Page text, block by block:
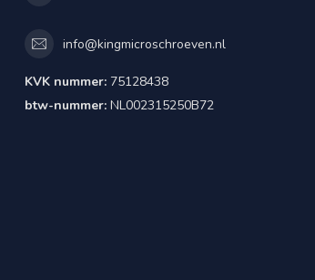
info@kingmicroschroeven.nl
KVK nummer: 75128438
btw-nummer: NL002315250B72